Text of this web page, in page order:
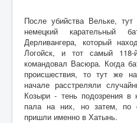
После убийства Вельке,
немецкий карательный
Дерливангера, который
Логойск, и тот самый
командовал Васюра. Когда
происшествия, то тут же
начале расстреляли
Козыри - тень подозрения в
пала на них, но затем, по
пришли именно в Хатынь.